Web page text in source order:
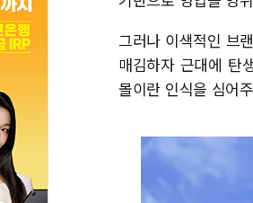
그러나 이색적인 브
매김하자 근대에 탄
몰이란 인식을 심어